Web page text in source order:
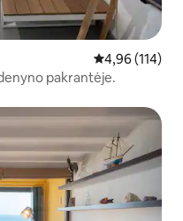
Vidutinis
4,96 (114)
pakrantėje.